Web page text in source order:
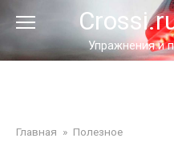
контенту
Упражнения и
Главная » Полезное